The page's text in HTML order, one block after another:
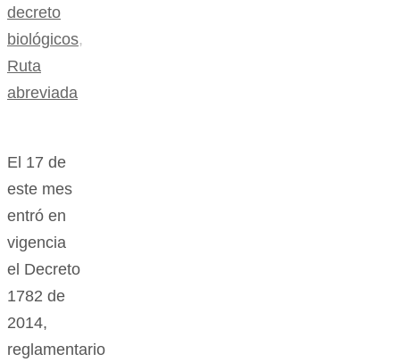
decreto
biológicos,
Ruta
abreviada
El 17 de
este mes
entró en
vigencia
el Decreto
1782 de
2014,
reglamentario